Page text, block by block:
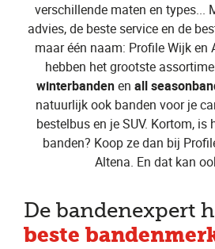
verschillende maten en types...
advies, de beste service en de
maar één naam: Profile Wijk en
hebben het grootste
winterbandenen all
natuurlijk ook banden voor je
bestelbus en je SUV. Kortom, is
banden? Koop ze dan bij
Altena. En dat kan
De bandenexpert
beste